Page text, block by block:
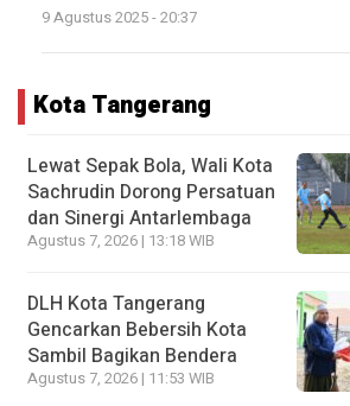
9 Agustus 2025 - 20:37
Kota Tangerang
Lewat Sepak Bola, Wali Kota
Sachrudin Dorong Persatuan
dan Sinergi Antarlembaga
Agustus 7, 2026 | 13:18 WIB
DLH Kota Tangerang
Gencarkan Bebersih Kota
Sambil Bagikan Bendera
Agustus 7, 2026 | 11:53 WIB